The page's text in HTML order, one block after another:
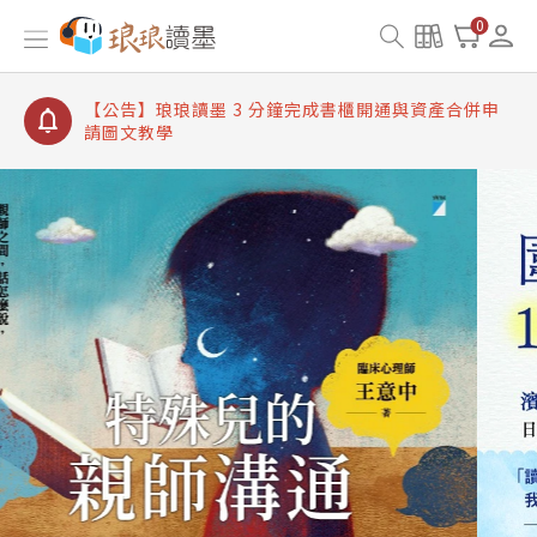
0
【公告】琅琅讀墨書櫃開通常見問題
【公告】琅琅讀墨 3 分鐘完成書櫃開通與資產合併申
【公告】琅琅書店服務升級重要說明及資產合併結果
查詢
【公告】琅琅讀墨數位閱讀資產合併與書櫃開通申請